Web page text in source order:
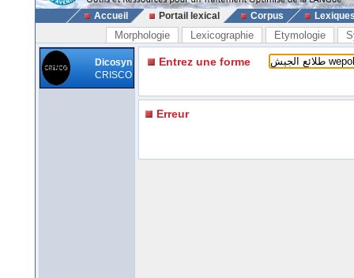
Accueil Portail lexical Corpus
Morphologie Lexicographie Etymologie
Dicosyn
CRISCO
Entrez une forme
Erreur